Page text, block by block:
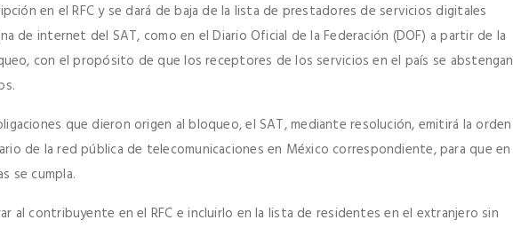
en el RFC y se dará de baja de la lista de prestadores de servicios digitales
de internet del SAT, como en el Diario Oficial de la Federación (DOF) a partir de la
con el propósito de que los receptores de los servicios en el país se abstengan
que dieron origen al bloqueo, el SAT, mediante resolución, emitirá la orden
de la red pública de telecomunicaciones en México correspondiente, para que en
se cumpla.
al contribuyente en el RFC e incluirlo en la lista de residentes en el extranjero sin